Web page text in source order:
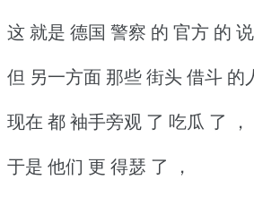
这 就是 德国 警察 的 官方 的 说
但 另一方面 那些 街头 借斗 的
现在 都 袖手旁观 了 吃瓜 了 ，
于是 他们 更 得瑟 了 ，